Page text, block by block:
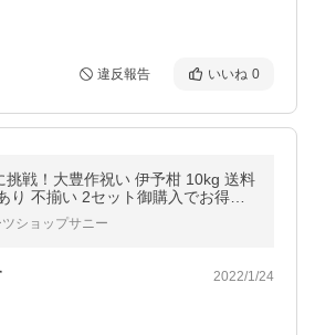
違反報告 いいね 0
挑戦！大豊作祝い 伊予柑 10kg 送料
り 不揃い 2セット御購入でお得な5
クーポン！いよかん フルーツ 果物
みかん 柑橘類
ショップサニー
2022/1/24